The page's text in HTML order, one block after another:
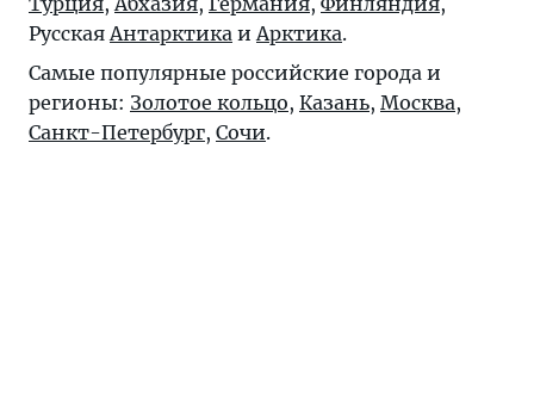
РусскаяАнтарктика иАрктика.
Самые популярные российские города и
регионы: Золотое кольцо, Казань, Москва,
Санкт-Петербург, Сочи.